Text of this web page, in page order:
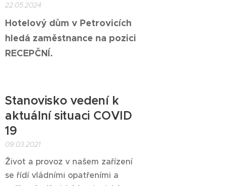
22.05.2024
Hotelový dům v Petrovicích
hledá zaměstnance na pozici
RECEPČNÍ.
Stanovisko vedení k
aktuální situaci COVID
19
09.03.2021
Život a provoz v našem zařízení
se řídí vládními opatřeními a